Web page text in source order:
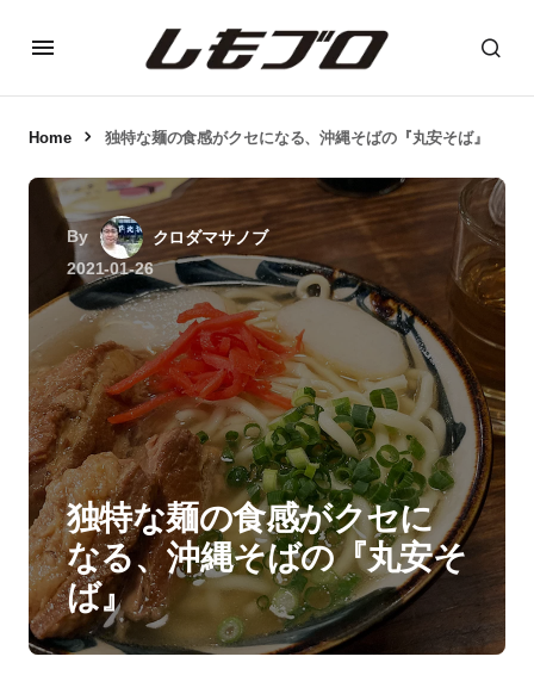
Home 独特な麺の食感がクセになる、沖縄そばの『丸安そば』
By
クロダマサノブ
2021-01-26
独特な麺の食感がクセに
なる、沖縄そばの『丸安そ
ば』